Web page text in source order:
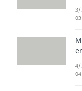
den
Fische,
3/
4/